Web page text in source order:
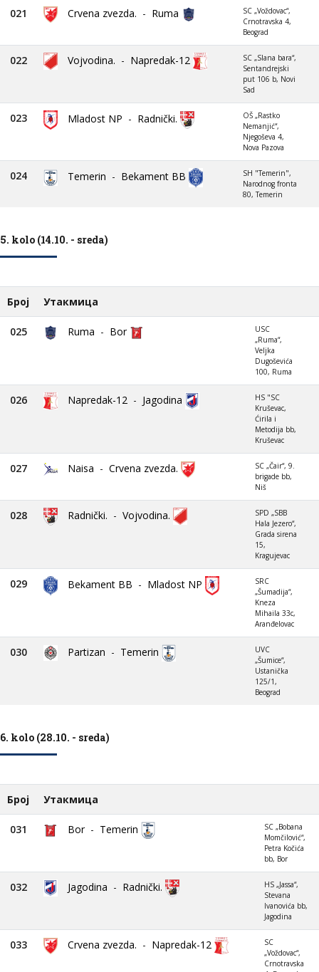
021 Crvena zvezda. - Ruma
SC „Voždovac“,
Crnotravska 4,
Beograd
022 Vojvodina. - Napredak-12
SC „Slana bara“,
Sentandrejski
put 106 b, Novi
Sad
023 Mladost NP - Radnički.
OŠ „Rastko
Nemanjić“,
Njegoševa 4,
Nova Pazova
024 Temerin - Bekament BB
SH "Temerin",
Narodnog fronta
80, Temerin
5. kolo (14.10. - sreda)
Број Утакмица
025 Ruma - Bor
USC
„Ruma“,
Veljka
Dugoševića
100, Ruma
026 Napredak-12 - Jagodina
HS "SC
Kruševac,
Ćirila i
Metodija bb,
Kruševac
027 Naisa - Crvena zvezda.
SC „Čair“, 9.
brigade bb,
Niš
028 Radnički. - Vojvodina.
SPD „SBB
Hala Jezero“,
Grada sirena
15,
Kragujevac
029 Bekament BB - Mladost NP
SRC
„Šumadija“,
Kneza
Mihaila 33c,
Aranđelovac
030 Partizan - Temerin
UVC
„Šumice“,
Ustanička
125/1,
Beograd
6. kolo (28.10. - sreda)
Број Утакмица
031 Bor - Temerin
SC „Bobana
Momčilović“,
Petra Kočića
bb, Bor
032 Jagodina - Radnički.
HS „Jassa“,
Stevana
Ivanovića bb,
Jagodina
033 Crvena zvezda. - Napredak-12
SC
„Voždovac“,
Crnotravska